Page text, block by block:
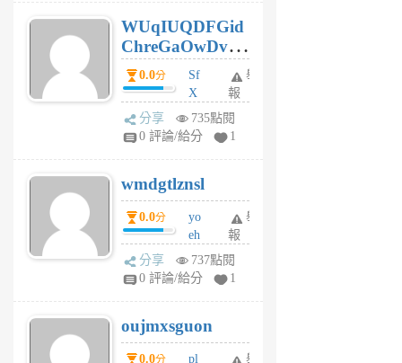
個
月
前
WUqIUQDFGid
ChreGaOwDv
dY0.0分
Sf
X
Pe
Jc
R
P
m
v
A
V
個
月
舉
報
分享
735點閱
0 評論/給分
1
wmdgtlznsl
0.0分
yo
eh
ld
gy
個
月
舉
報
分享
737點閱
0 評論/給分
1
oujmxsguon
0.0分 pl 舉